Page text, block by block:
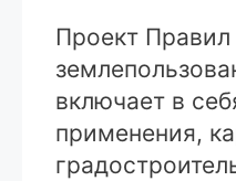
Проект Правил
включает в
применения,